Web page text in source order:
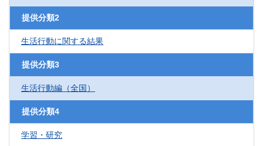
提供分類2
生活行動に関する結果
提供分類3
生活行動編（全国）
提供分類4
学習・研究